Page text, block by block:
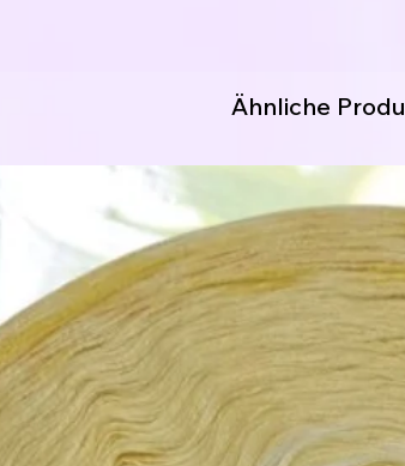
Handwerk werden soll.
/ 50% Polyacryl
/ 38% Polyamid
/ 43% Acrylic / 9% Polyester / 5% Polyamid
Ähnliche